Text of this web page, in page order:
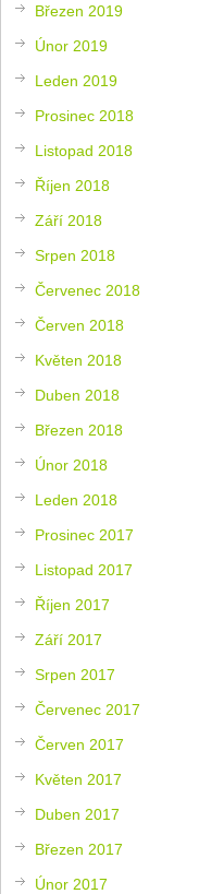
Březen 2019
Únor 2019
Leden 2019
Prosinec 2018
Listopad 2018
Říjen 2018
Září 2018
Srpen 2018
Červenec 2018
Červen 2018
Květen 2018
Duben 2018
Březen 2018
Únor 2018
Leden 2018
Prosinec 2017
Listopad 2017
Říjen 2017
Září 2017
Srpen 2017
Červenec 2017
Červen 2017
Květen 2017
Duben 2017
Březen 2017
Únor 2017